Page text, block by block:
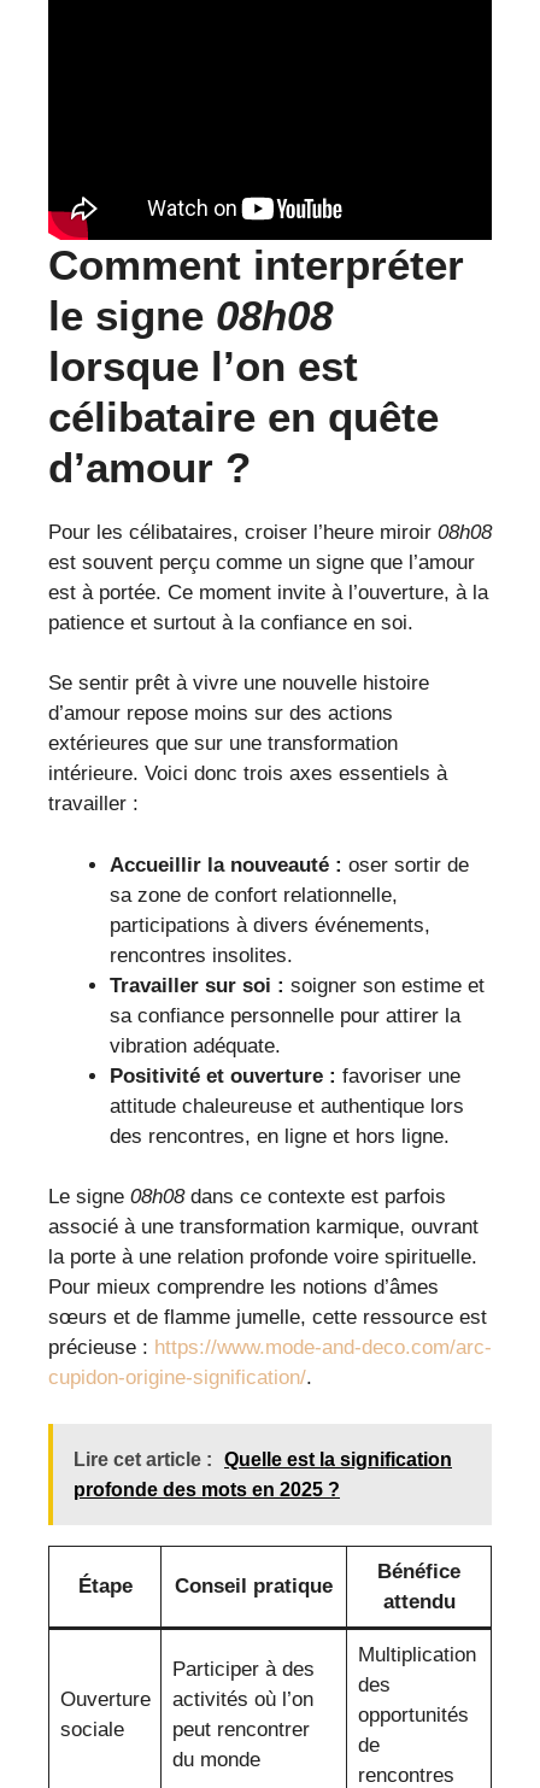
Comment interpréter
le signe 08h08
lorsque l’on est
célibataire en quête
d’amour ?
Pour les célibataires, croiser l’heure miroir 08h08
est souvent perçu comme un signe que l’amour
est à portée. Ce moment invite à l’ouverture, à la
patience et surtout à la confiance en soi.
Se sentir prêt à vivre une nouvelle histoire
d’amour repose moins sur des actions
extérieures que sur une transformation
intérieure. Voici donc trois axes essentiels à
travailler :
Accueillir la nouveauté : oser sortir de
sa zone de confort relationnelle,
participations à divers événements,
rencontres insolites.
Travailler sur soi : soigner son estime et
sa confiance personnelle pour attirer la
vibration adéquate.
Positivité et ouverture : favoriser une
attitude chaleureuse et authentique lors
des rencontres, en ligne et hors ligne.
Le signe 08h08dans ce contexte est parfois
associé à une transformation karmique, ouvrant
la porte à une relation profonde voire spirituelle.
Pour mieux comprendre les notions d’âmes
sœurs et de flamme jumelle, cette ressource est
précieuse : https://www.mode-and-deco.com/arc-
cupidon-origine-signification/.
Lire cet article :
Quelle est la signification
profonde des mots en 2025 ?
Étape Conseil pratique
Bénéfice
attendu
Ouverture
sociale
Participer à des
activités où l’on
peut rencontrer
du monde
Multiplication
des
opportunités
de
rencontres